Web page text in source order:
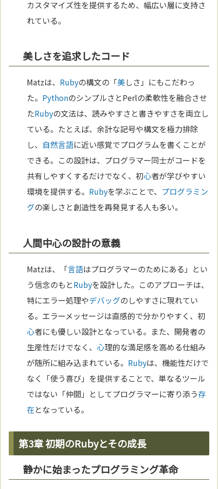
カスタマイズ性を提供するため、幅広い層に支持さ
れている。
美しさを追求したコード
Matzは、 Rubyの構文の「美しさ」にもこだわっ
た。 PythonのシンプルさとPerlの柔軟性を融合させ
たRubyの文法は、読みやすさと書きやすさを両立し
ている。たとえば、余計な記号や構文を極力排除
し、 自然言語に近い感覚でプログラムを書くことが
できる。この設計は、プログラマー同士がコードを
共有しやすくするだけでなく、初心者が学びやすい
環境を提供する。 Rubyを学ぶことで、 プログラミン
グの楽しさと創造性を再発見する人も多い。
人間中心の設計の意義
Matzは、「言語はプログラマーのためにある」とい
う信念のもとRubyを設計した。このアプローチは、
特にエラー処理やデバッグのしやすさに現れてい
る。エラーメッセージは直感的で分かりやすく、初
心者にも優しい設計となっている。また、開発者の
生産性だけでなく、心理的な満足感を高める仕組み
が随所に組み込まれている。 Rubyは、機能性だけで
なく「使う喜び」を提供することで、単なるツール
ではない「仲間」としてプログラマーに寄り添う存
在となっている。
第3章 初期のRubyとその成長
静かに始まったプログラミング革命